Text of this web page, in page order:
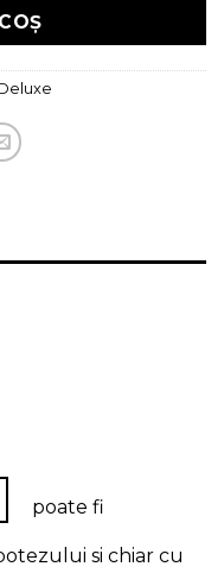
poate fi
si chiar cu